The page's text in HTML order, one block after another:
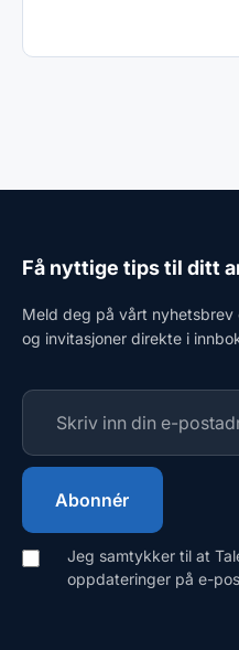
Få nyttige tips til ditt
Meld deg på vårt nyhetsbrev
og invitasjoner direkte i
Jeg samtykker til at
oppdateringer på e-